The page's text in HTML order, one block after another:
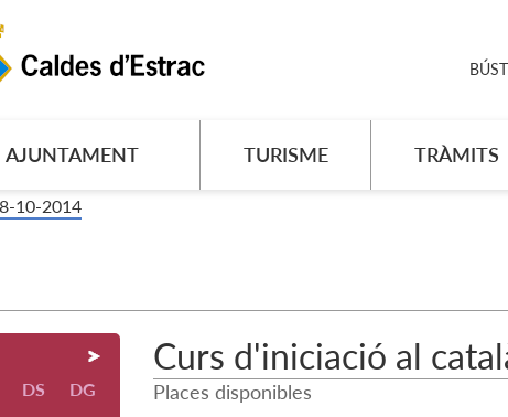
AJUNTAMENT TURISME TRÀMITS
10-2014
DS DG
Curs d'iniciació al
Places disponibles